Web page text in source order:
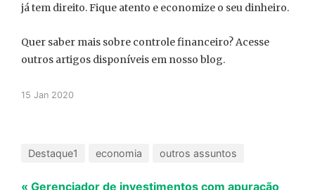
já tem direito. Fique atento e economize o seu dinheiro.
Quer saber mais sobre controle financeiro? Acesse
outros artigos disponíveis em nosso blog.
15 Jan 2020
Destaque1 economia outros assuntos
« Gerenciador de investimentos com apuração